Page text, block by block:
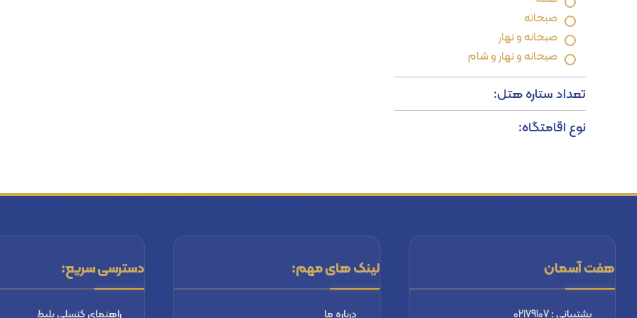
صبحانه
صبحانه و نهار
صبحانه و نهار و شام
تعداد ستاره هتل:
نوع اقامتگاه:
هفت آسمان
پشتیبانی : 02179107
لینک های مهم:
درباره ما
دسترسی سریع:
راهنماي كنسلي بليط